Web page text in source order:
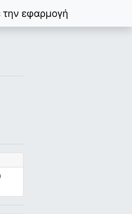
την εφαρμογή